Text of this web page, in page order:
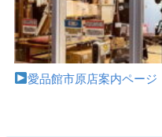
愛品館市原店案内ページ